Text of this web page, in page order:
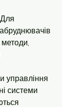
методи,
управління